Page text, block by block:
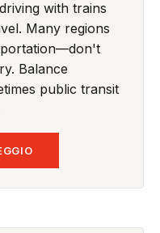
with trains
Many regions
Balance
public transit